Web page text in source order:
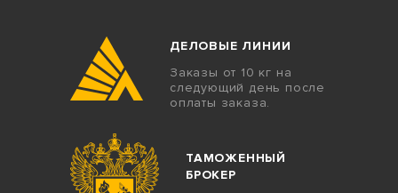
ДЕЛОВЫЕ ЛИНИИ
Заказы от 10 кг на
следующий день после
оплаты заказа.
ТАМОЖЕННЫЙ
БРОКЕР